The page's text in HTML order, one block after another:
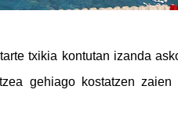
txikia kontutan izanda
gehiago kostatzen